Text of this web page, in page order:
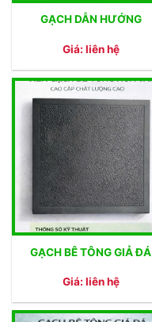
GẠCH DẪN HƯỚNG
Giá: liên hệ
GẠCH BÊ TÔNG GIẢ ĐÁ
Giá: liên hệ